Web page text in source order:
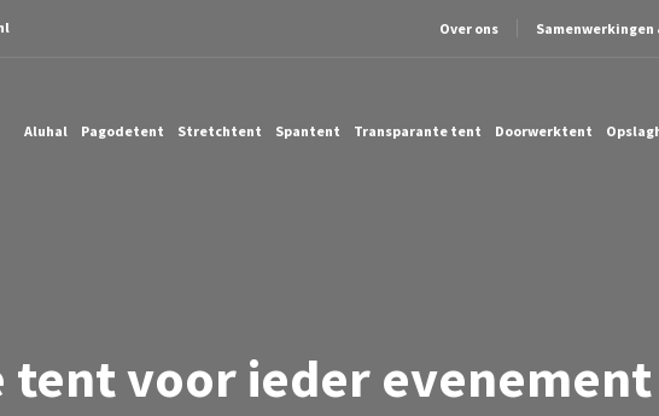
Over ons
Aluhal Pagodetent Stretchtent Spantent Transparante tent Doorwerktent
tent voor ieder evenement